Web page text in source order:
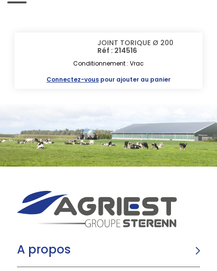
JOINT TORIQUE Ø 200
Réf : 214516
Conditionnement : Vrac
Connectez-vous pour ajouter au panier
A propos